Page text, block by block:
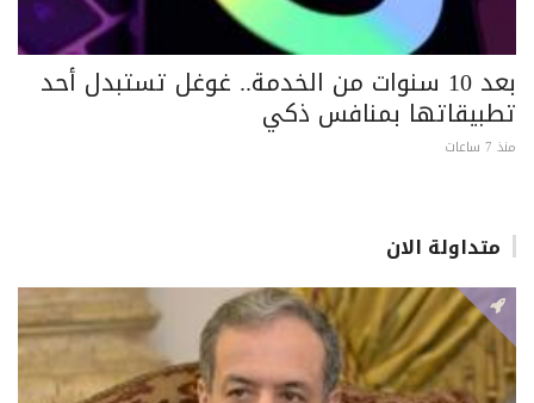
بعد 10 سنوات من الخدمة.. غوغل تستبدل أحد
تطبيقاتها بمنافس ذكي
منذ 7 ساعات
متداولة الان